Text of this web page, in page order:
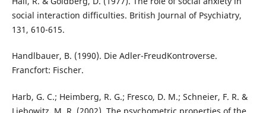
social interaction difficulties. British Journal of Psychiatry,
131, 610-615.
Handlbauer, B. (1990). Die Adler-FreudKontroverse.
Francfort: Fischer.
Harb, G. C.; Heimberg, R. G.; Fresco, D. M.; Schneier, F. R. &
Liebowitz, M. R. (2002). The psychometric properties of the